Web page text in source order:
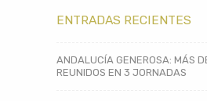
ENTRADAS RECIENTES
ANDALUCÍA GENEROSA: MÁS
REUNIDOS EN 3 JORNADAS